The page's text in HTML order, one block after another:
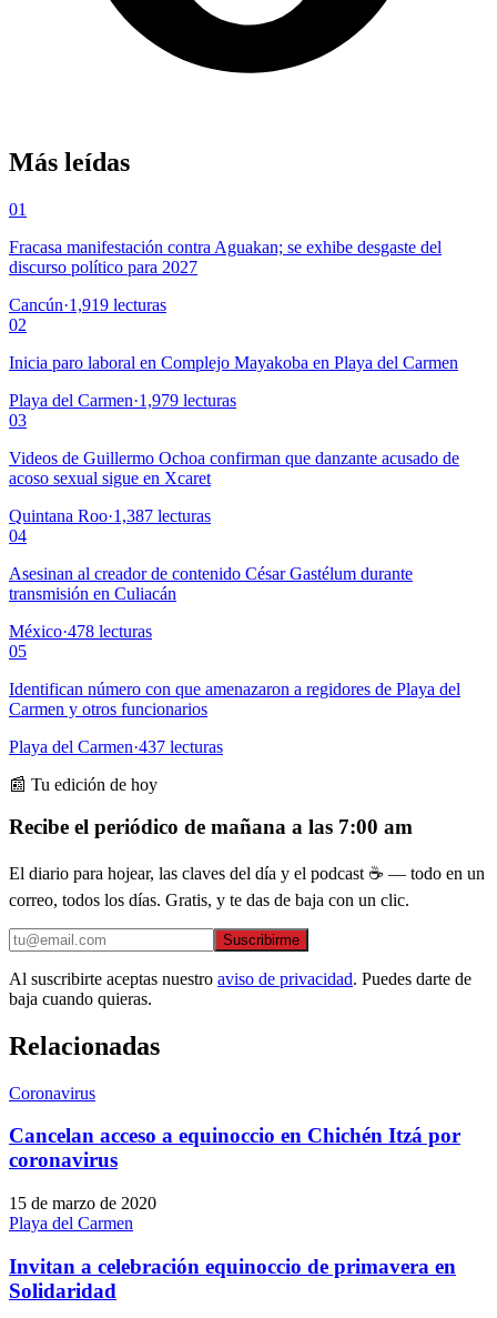
Más leídas
01
Fracasa manifestación contra Aguakan; se exhibe desgaste del
discurso político para 2027
Cancún·1,919 lecturas
02
Inicia paro laboral en Complejo Mayakoba en Playa del Carmen
Playa del Carmen·1,979 lecturas
03
Videos de Guillermo Ochoa confirman que danzante acusado de
acoso sexual sigue en Xcaret
Quintana Roo·1,387 lecturas
04
Asesinan al creador de contenido César Gastélum durante
transmisión en Culiacán
México·478 lecturas
05
Identifican número con que amenazaron a regidores de Playa del
Carmen y otros funcionarios
Playa del Carmen·437 lecturas
📰 Tu edición de hoy
Recibe el periódico de mañana a las 7:00 am
El diario para hojear, las claves del día y el podcast ☕ — todo en un
correo, todos los días. Gratis, y te das de baja con un clic.
Suscribirme
Al suscribirte aceptas nuestro aviso de privacidad. Puedes darte de
baja cuando quieras.
Relacionadas
Coronavirus
Cancelan acceso a equinoccio en Chichén Itzá por
coronavirus
15 de marzo de 2020
Playa del Carmen
Invitan a celebración equinoccio de primavera en
Solidaridad